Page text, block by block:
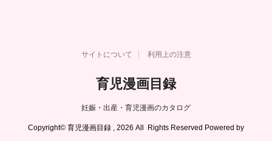
サイトについて 利用上の注意
育児漫画目録
妊娠・出産・育児漫画のカタログ
Copyright© 育児漫画目録 , 2026 All Rights Reserved Powered by